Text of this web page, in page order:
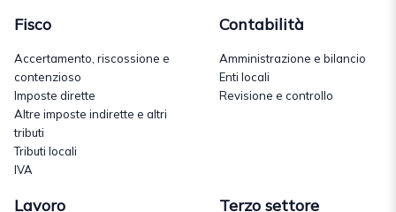
Fisco
Accertamento, riscossione e
contenzioso
Imposte dirette
Altre imposte indirette e altri
tributi
Tributi locali
IVA
Contabilità
Amministrazione e bilancio
Enti locali
Revisione e controllo
Lavoro Terzo settore